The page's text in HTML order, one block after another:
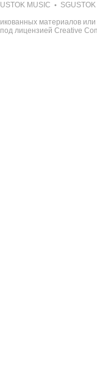
MUSIC •
материалов
лицензией Creative